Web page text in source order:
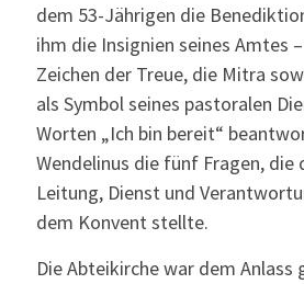
dem 53-Jährigen die
ihm die Insignien seines Amtes
Zeichen der Treue, die Mitra
als Symbol seines pastoralen
Worten „Ich bin bereit“
Wendelinus die fünf Fragen, die
Leitung, Dienst und
dem Konvent stellte.
Die Abteikirche war dem Anlass